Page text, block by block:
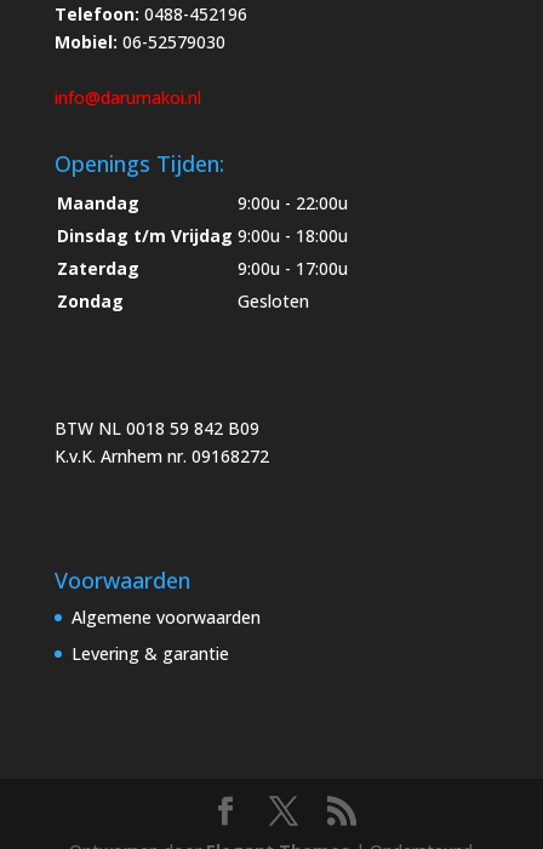
Telefoon: 0488-452196
Mobiel: 06-52579030
info@darumakoi.nl
Openings Tijden:
Maandag
9:00u - 22:00u
Dinsdag t/m Vrijdag 9:00u - 18:00u
Zaterdag
9:00u - 17:00u
Zondag
Gesloten
BTW NL 0018 59 842 B09
K.v.K. Arnhem nr. 09168272
Voorwaarden
Algemene voorwaarden
Levering & garantie